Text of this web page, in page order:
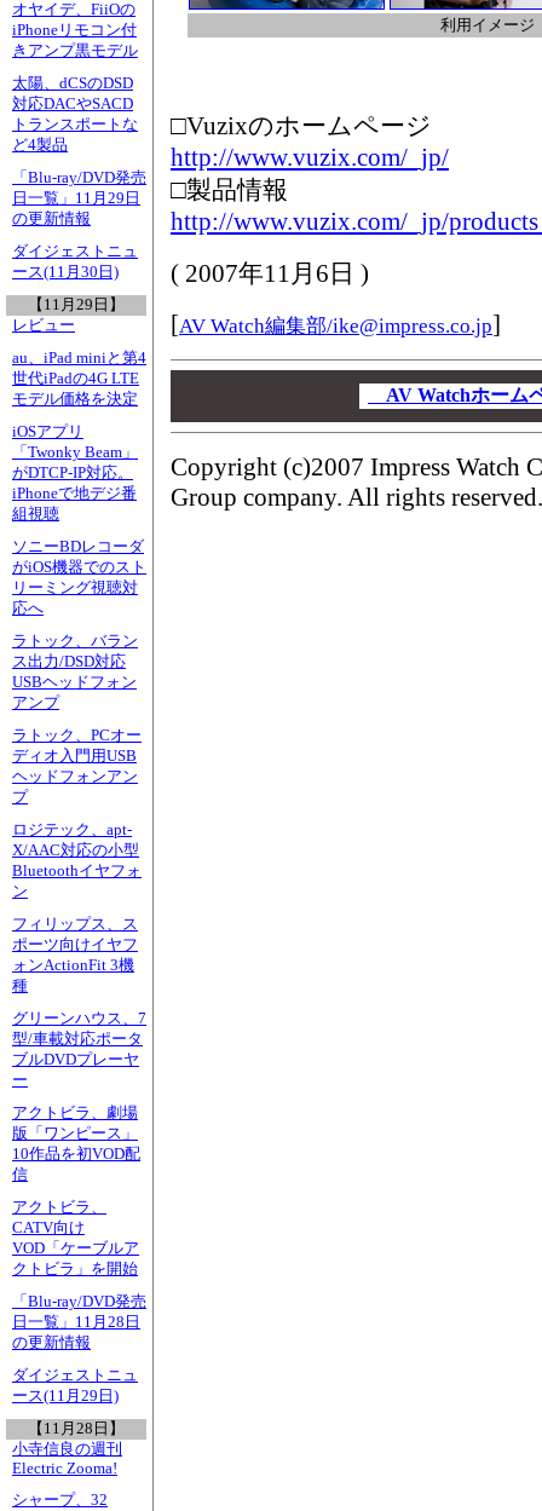
オヤイデ、FiiOの
iPhoneリモコン付
きアンプ黒モデル
太陽、dCSのDSD
対応DACやSACD
トランスポートな
ど4製品
「Blu-ray/DVD発売
日一覧」11月29日
の更新情報
ダイジェストニュ
ース(11月30日)
【11月29日】
レビュー
au、iPad miniと第4
世代iPadの4G LTE
モデル価格を決定
iOSアプリ
「Twonky Beam」
がDTCP-IP対応。
iPhoneで地デジ番
組視聴
ソニーBDレコーダ
がiOS機器でのスト
リーミング視聴対
応へ
ラトック、バラン
ス出力/DSD対応
USBヘッドフォン
アンプ
ラトック、PCオー
ディオ入門用USB
ヘッドフォンアン
プ
ロジテック、apt-
X/AAC対応の小型
Bluetoothイヤフォ
ン
フィリップス、ス
ポーツ向けイヤフ
ォンActionFit 3機
種
グリーンハウス、7
型/車載対応ポータ
ブルDVDプレーヤ
ー
アクトビラ、劇場
版「ワンピース」
10作品を初VOD配
信
アクトビラ、
CATV向け
VOD「ケーブルア
クトビラ」を開始
「Blu-ray/DVD発売
日一覧」11月28日
の更新情報
ダイジェストニュ
ース(11月29日)
【11月28日】
小寺信良の週刊
Electric Zooma!
シャープ、32
利用イメージ
□Vuzixのホームページ
http://www.vuzix.com/_jp/
□製品情報
http://www.vuzix.com/_jp/
( 2007年11月6日 )
[AV Watch編集部/ike@impress.co.jp]
AV Watchホー
Copyright (c)2007 Impress Watch
Group company. All rights reserved.